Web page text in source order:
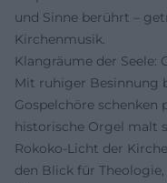
und Sinne berührt –
Kirchenmusik.
Klangräume der Seele:
Mit ruhiger Besinnung
Gospelchöre schenken
historische Orgel malt
Rokoko-Licht der
den Blick für